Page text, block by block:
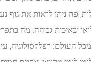
פה ניתן לראות את גוף
ובאיכות גבוהה. מה
מכל העולם: רפלקסולוגיה,